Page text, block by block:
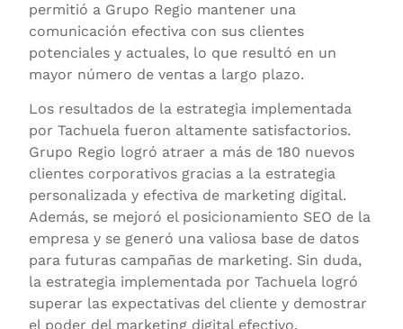
permitió a Grupo Regio mantener una
comunicación efectiva con sus clientes
potenciales y actuales, lo que resultó en un
mayor número de ventas a largo plazo.
Los resultados de la estrategia implementada
por Tachuela fueron altamente satisfactorios.
Grupo Regio logró atraer a más de 180 nuevos
clientes corporativos gracias a la estrategia
personalizada y efectiva de marketing digital.
Además, se mejoró el posicionamiento SEO de la
empresa y se generó una valiosa base de datos
para futuras campañas de marketing. Sin duda,
la estrategia implementada por Tachuela logró
superar las expectativas del cliente y demostrar
el poder del marketing digital efectivo.